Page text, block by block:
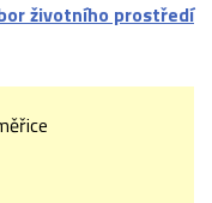
životního prostředí